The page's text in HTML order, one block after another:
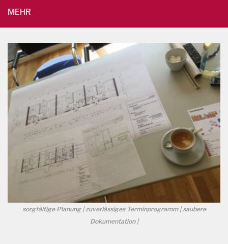
MEHR
sorgfältige Planung | zuverlässiges Terminprogramm | saubere
Dokumentation |